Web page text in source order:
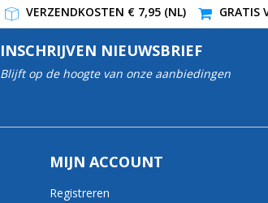
VERZENDKOSTEN € 7,95 (NL)
GRATIS
INSCHRIJVEN NIEUWSBRIEF
Blijft op de hoogte van onze aanbiedingen
MIJN ACCOUNT
Registreren